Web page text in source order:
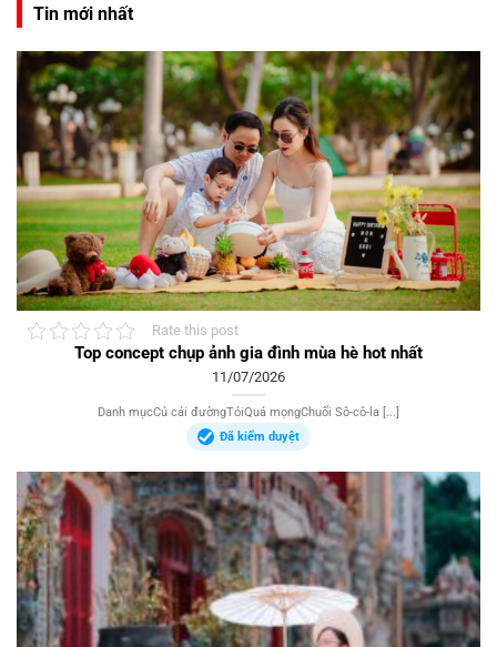
Tin mới nhất
Rate this post
Top concept chụp ảnh gia đình mùa hè hot nhất
11/07/2026
Danh mụcCủ cải đườngTỏiQuả mọngChuối Sô-cô-la [...]
Đã kiểm duyệt